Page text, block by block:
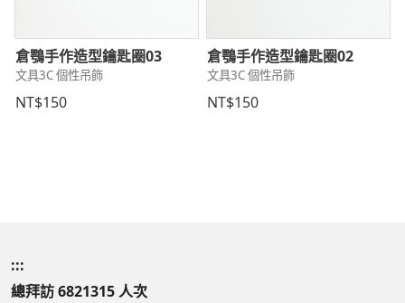
倉鶚手作造型鑰匙圈03
文具3C 個性吊飾
NT$150
倉鶚手作造型鑰匙圈02
文具3C 個性吊飾
NT$150
:::
總拜訪 6821315 人次